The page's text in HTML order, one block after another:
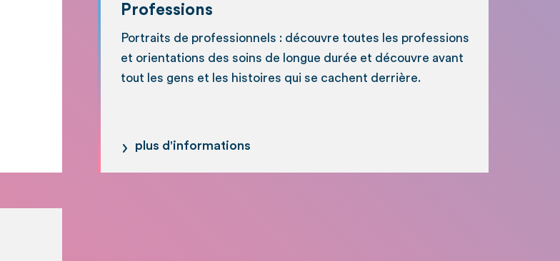
Professions
Portraits de professionnels : découvre toutes les professions
et orientations des soins de longue durée et découvre avant
tout les gens et les histoires qui se cachent derrière.
plus d'informations